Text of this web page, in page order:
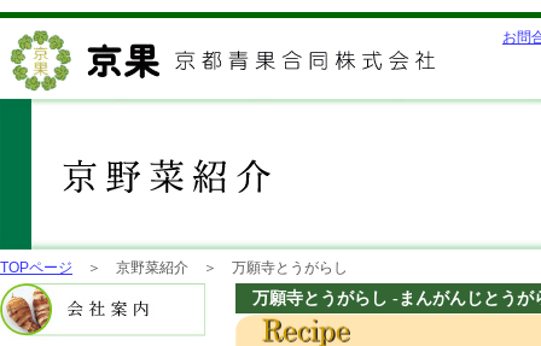
お問
TOPページ ＞ 京野菜紹介 ＞ 万願寺とうがらし
万願寺とうがらし -まんがんじとうが